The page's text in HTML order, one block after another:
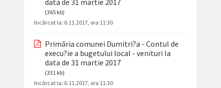
data de 31 martie 2017
(365 kb)
Incãrcat la: 6.11.2017, ora 11:30
Primãria comunei Dumitri?a - Contul de
execu?ie a bugetului local - venituri la
data de 31 martie 2017
(331 kb)
Incãrcat la: 6.11.2017, ora 11:30